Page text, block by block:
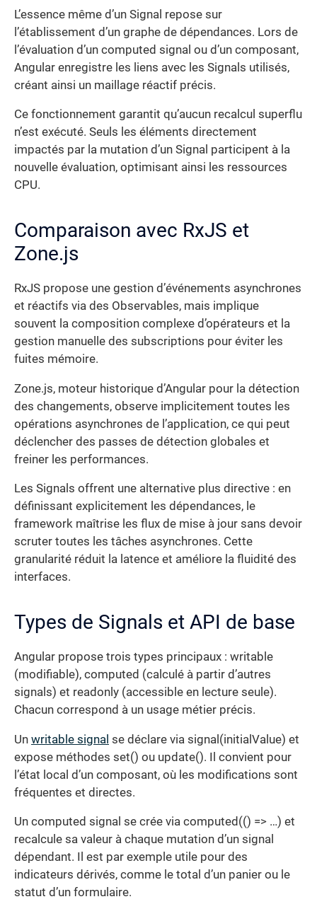
L’essence même d’un Signal repose sur
l’établissement d’un graphe de dépendances. Lors de
l’évaluation d’un computed signal ou d’un composant,
Angular enregistre les liens avec les Signals utilisés,
créant ainsi un maillage réactif précis.
Ce fonctionnement garantit qu’aucun recalcul superflu
n’est exécuté. Seuls les éléments directement
impactés par la mutation d’un Signal participent à la
nouvelle évaluation, optimisant ainsi les ressources
CPU.
Comparaison avec RxJS et
Zone.js
RxJS propose une gestion d’événements asynchrones
et réactifs via des Observables, mais implique
souvent la composition complexe d’opérateurs et la
gestion manuelle des subscriptions pour éviter les
fuites mémoire.
Zone.js, moteur historique d’Angular pour la détection
des changements, observe implicitement toutes les
opérations asynchrones de l’application, ce qui peut
déclencher des passes de détection globales et
freiner les performances.
Les Signals offrent une alternative plus directive : en
définissant explicitement les dépendances, le
framework maîtrise les flux de mise à jour sans devoir
scruter toutes les tâches asynchrones. Cette
granularité réduit la latence et améliore la fluidité des
interfaces.
Types de Signals et API de base
Angular propose trois types principaux : writable
(modifiable), computed (calculé à partir d’autres
signals) et readonly (accessible en lecture seule).
Chacun correspond à un usage métier précis.
Un writable signal se déclare via signal(initialValue) et
expose méthodes set() ou update(). Il convient pour
l’état local d’un composant, où les modifications sont
fréquentes et directes.
Un computed signal se crée via computed(() => …) et
recalcule sa valeur à chaque mutation d’un signal
dépendant. Il est par exemple utile pour des
indicateurs dérivés, comme le total d’un panier ou le
statut d’un formulaire.